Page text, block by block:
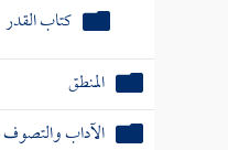
كتاب القدر
المنطق
الآداب والتصوف